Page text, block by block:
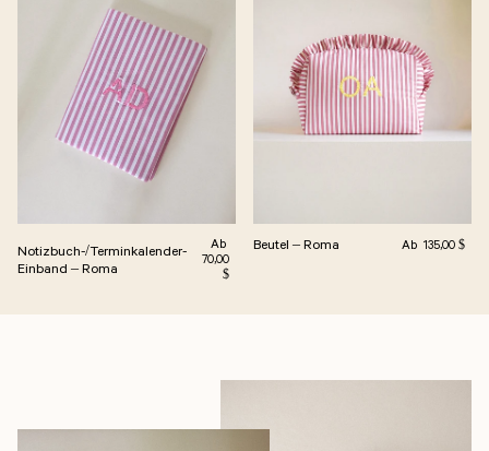
Notizbuch-/Terminkalender-
Einband – Roma
Normalpreis
Ab
70,00
$
Beutel – Roma Normalpreis
Ab 135,00 $